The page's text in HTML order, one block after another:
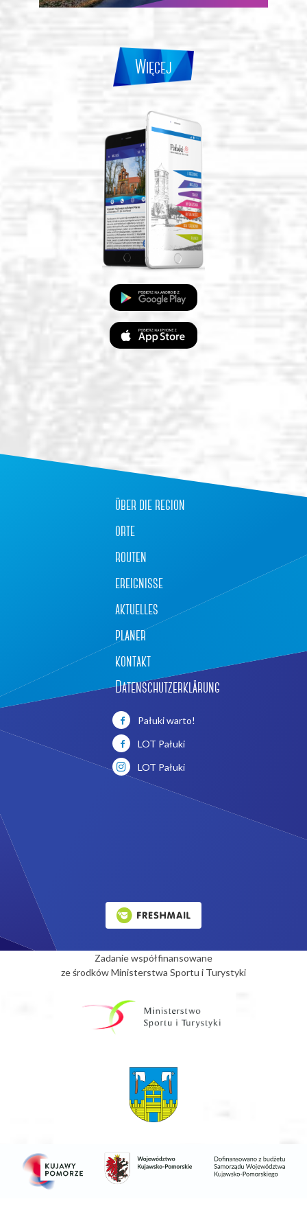
Więcej
über die region
orte
routen
ereignisse
aktuelles
planer
kontakt
Datenschutzerklärung
Pałuki warto!
LOT Pałuki
LOT Pałuki
Zadanie współfinansowane
ze środków Ministerstwa Sportu i Turystyki